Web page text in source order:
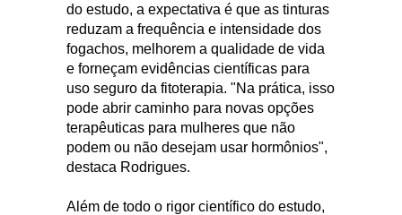
do estudo, a expectativa é que as tinturas
reduzam a frequência e intensidade dos
fogachos, melhorem a qualidade de vida
e forneçam evidências científicas para
uso seguro da fitoterapia. "Na prática, isso
pode abrir caminho para novas opções
terapêuticas para mulheres que não
podem ou não desejam usar hormônios",
destaca Rodrigues.
Além de todo o rigor científico do estudo,